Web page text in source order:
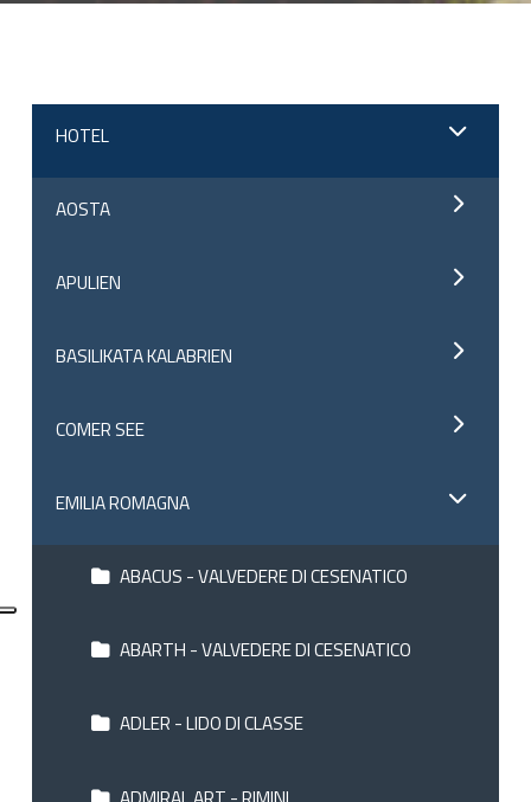
HOTEL
AOSTA
APULIEN
BASILIKATA KALABRIEN
COMER SEE
EMILIA ROMAGNA
ABACUS - VALVEDERE DI CESENATICO
ABARTH - VALVEDERE DI CESENATICO
ADLER - LIDO DI CLASSE